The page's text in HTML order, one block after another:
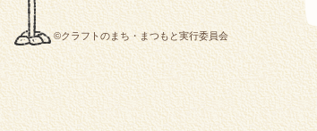
©クラフトのまち・まつもと実行委員会